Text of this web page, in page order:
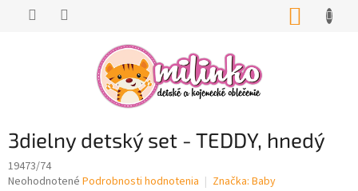
3dielny detský set - TEDDY, hnedý
19473/74
Priemerné
Neohodnotené Podrobnosti hodnotenia Značka: Baby